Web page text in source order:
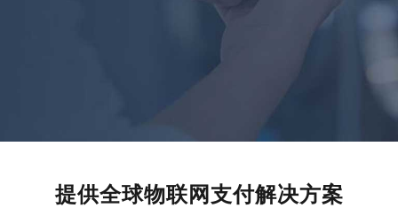
提供全球物联网支付解决方案